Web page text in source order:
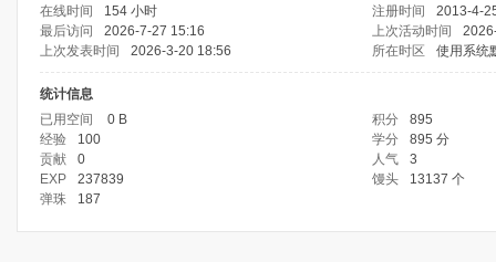
在线时间
154 小时 注册时间
2013-4-
最后访问
2026-7-27 15:16 上次活动时间
上次发表时间
2026-3-20 18:56 所在时区 使用系统
统计信息
已用空间
0 B 积分
895
经验
100 学分
895 分
贡献
0 人气
3
EXP
237839 馒头
13137 个
弹珠
187